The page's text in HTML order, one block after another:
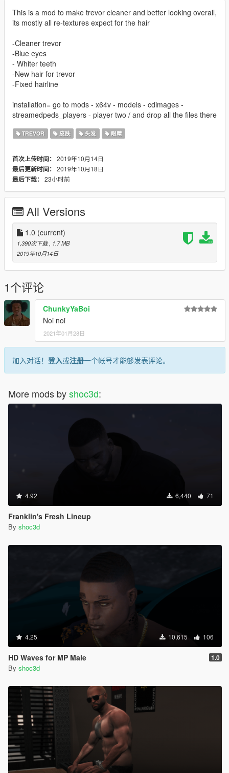
This is a mod to make trevor cleaner and better looking overall,
its mostly all re-textures expect for the hair
-Cleaner trevor
-Blue eyes
- Whiter teeth
-New hair for trevor
-Fixed hairline
installation= go to mods - x64v - models - cdimages -
streamedpeds_players - player two / and drop all the files there
TREVOR 皮肤 头发 眼睛
首次上传时间： 2019年10月14日
最后更新时间： 2019年10月18日
最后下载： 23小时前
All Versions
1.0 (current)
1,390次下载 , 1.7 MB
2019年10月14日
1个评论
ChunkyYaBoi
Noi noi
2021年01月28日
加入对话！ 登入或注册一个帐号才能够发表评论。
More mods byshoc3d:
4.92 6,440 71
Franklin's Fresh Lineup
By shoc3d
4.25 10,615 106
HD Waves for MP Male 1.0
By shoc3d